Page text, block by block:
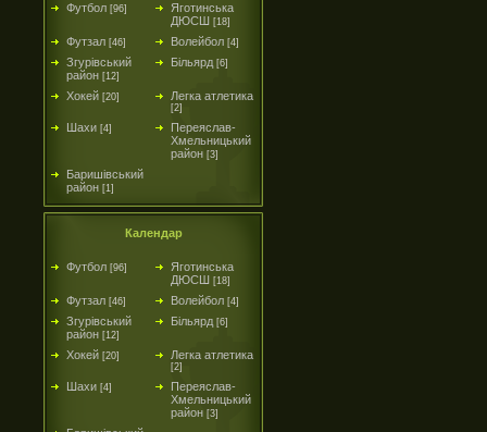
Футбол [96]
Яготинська
ДЮСШ [18]
Футзал [46] Волейбол [4]
Згурівський
район [12]
Більярд [6]
Хокей [20] Легка атлетика
[2]
Шахи [4]
Переяслав-
Хмельницький
район [3]
Баришівський
район [1]
Календар
Футбол [96]
Яготинська
ДЮСШ [18]
Футзал [46] Волейбол [4]
Згурівський
район [12]
Більярд [6]
Хокей [20] Легка атлетика
[2]
Шахи [4]
Переяслав-
Хмельницький
район [3]